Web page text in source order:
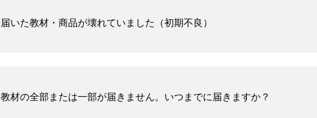
届いた教材・商品が壊れていました（初期不良）
教材の全部または一部が届きません。いつまでに届きますか？